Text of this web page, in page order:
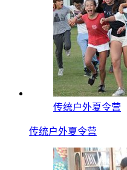
传统户外夏令营
传统户外夏令营